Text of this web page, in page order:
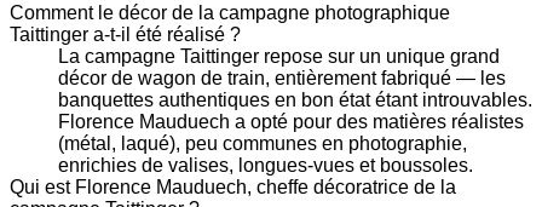
Comment le décor de la campagne photographique
Taittinger a-t-il été réalisé ?
La campagne Taittinger repose sur un unique grand
décor de wagon de train, entièrement fabriqué — les
banquettes authentiques en bon état étant introuvables.
Florence Mauduech a opté pour des matières réalistes
(métal, laqué), peu communes en photographie,
enrichies de valises, longues-vues et boussoles.
Qui est Florence Mauduech, cheffe décoratrice de la